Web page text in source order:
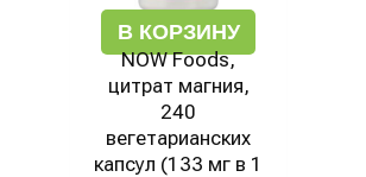
В КОРЗИНУ
NOW Foods,
цитрат магния,
240
вегетарианских
капсул (133 мг в 1